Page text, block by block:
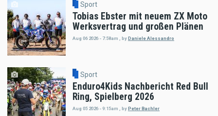
Sport
Tobias Ebster mit neuem ZX Moto
Werksvertrag und großen Plänen
Aug 06 2026 - 7:58am , byDaniele Alessandro
Sport
Enduro4Kids Nachbericht Red Bull
Ring, Spielberg 2026
Aug 05 2026 - 9:15am byPeter Bachler